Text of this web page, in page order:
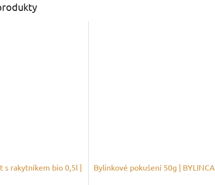
s rakytníkem bio 0,5l |
Bylinkové pokušení 50g | BYLINCA